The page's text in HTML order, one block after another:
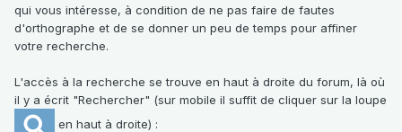
qui vous intéresse, à condition de ne pas faire de fautes
d'orthographe et de se donner un peu de temps pour affiner
votre recherche.
L'accès à la recherche se trouve en haut à droite du forum, là où
il y a écrit "Rechercher" (sur mobile il suffit de cliquer sur la loupe
en haut à droite) :